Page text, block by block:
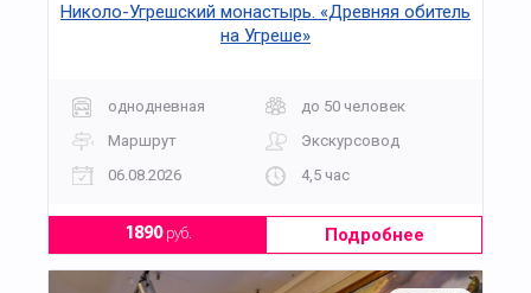
Николо-Угрешский монастырь. «Древняя обитель
на Угреше»
однодневная
до 50 человек
Маршрут
Экскурсовод
06.08.2026
4,5 час
1890руб. Подробнее